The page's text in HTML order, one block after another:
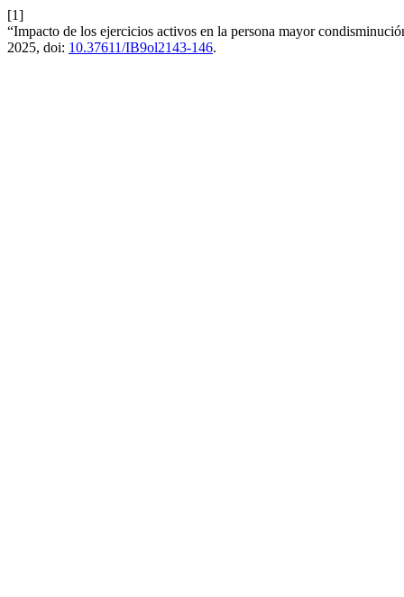
[1]
“Impacto de los ejercicios activos en la persona mayor
2025, doi: 10.37611/IB9ol2143-146.